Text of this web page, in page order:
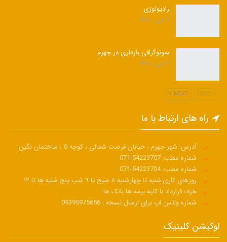
رادیولوژی
۷ دی , ۱۴۰۰
سونوگرافی بارداری در جهرم
۷ دی , ۱۴۰۰
NEXT
راه های ارتباط با ما
آدرس: شهر جهرم ، خیابان فرصت شمالی ، کوچه 6 ، ساختمان نگین
شماره مطب: 54223707-071
شماره مطب: 54223704-071
روزهای کاری:شنبه تا چهارشنبه ۸ صبح تا ۹ شب پنج شنبه ها تا ۱۲
طرف قرارداد با کلیه بیمه ها بانک ها
شماره واتس اپ برای ارسال نسخه : 09395975656
لوکیشن کلینیک